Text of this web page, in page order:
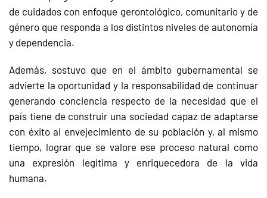
de cuidados con enfoque gerontológico, comunitario y de
género que responda a los distintos niveles de autonomía
y dependencia.
Además, sostuvo que en el ámbito gubernamental se
advierte la oportunidad y la responsabilidad de continuar
generando conciencia respecto de la necesidad que el
país tiene de construir una sociedad capaz de adaptarse
con éxito al envejecimiento de su población y, al mismo
tiempo, lograr que se valore ese proceso natural como
una expresión legítima y enriquecedora de la vida
humana.